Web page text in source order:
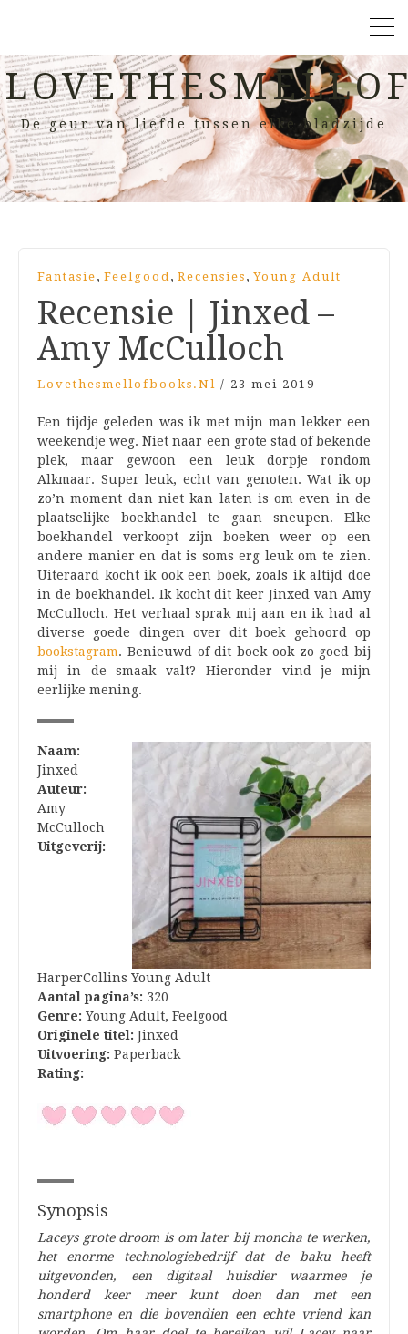
De geur van liefde tussen elke bladzijde
Fantasie , Feelgood, Recensies , Young Adult
Recensie | Jinxed –
Amy McCulloch
Lovethesmellofbooks.nl / 23 mei 2019
Een tijdje geleden was ik met mijn man lekker een
weekendje weg. Niet naar een grote stad of bekende
plek, maar gewoon een leuk dorpje rondom
Alkmaar. Super leuk, echt van genoten. Wat ik op
zo’n moment dan niet kan laten is om even in de
plaatselijke boekhandel te gaan sneupen. Elke
boekhandel verkoopt zijn boeken weer op een
andere manier en dat is soms erg leuk om te zien.
Uiteraard kocht ik ook een boek, zoals ik altijd doe
in de boekhandel. Ik kocht dit keer Jinxed van Amy
McCulloch. Het verhaal sprak mij aan en ik had al
diverse goede dingen over dit boek gehoord op
bookstagram. Benieuwd of dit boek ook zo goed bij
mij in de smaak valt? Hieronder vind je mijn
eerlijke mening.
Naam:
Jinxed
Auteur:
Amy
McCulloch
Uitgeverij:
HarperCollins Young Adult
Aantal pagina’s: 320
Genre: Young Adult, Feelgood
Originele titel: Jinxed
Uitvoering: Paperback
Rating:
Synopsis
Laceys grote droom is om later bij moncha te werken,
het enorme technologiebedrijf dat de baku heeft
uitgevonden, een digitaal huisdier waarmee je
honderd keer meer kunt doen dan met een
smartphone en die bovendien een echte vriend kan